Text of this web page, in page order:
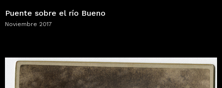
Puente sobre el río Bueno
Noviembre 2017